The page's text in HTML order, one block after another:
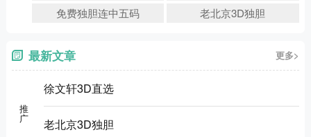
免费独胆连中五码
老北京3D独胆
最新文章 更多>
推广
徐文轩3D直选
老北京3D独胆